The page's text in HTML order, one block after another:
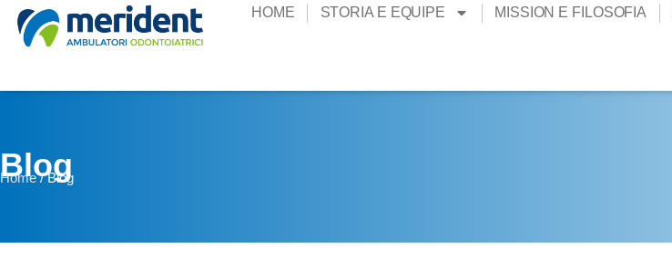
HOME STORIA E EQUIPE MISSION E FILOSOFIA
Blog
Home/Blog